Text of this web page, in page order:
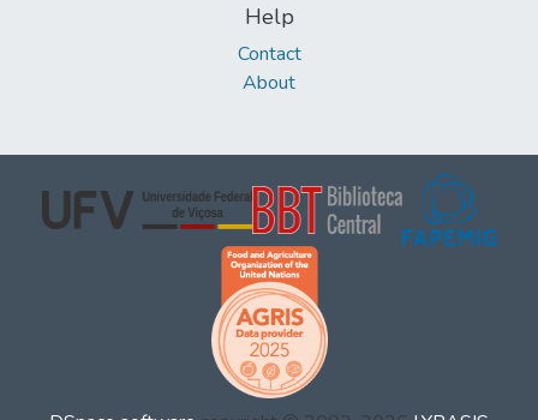
Help
Contact
About